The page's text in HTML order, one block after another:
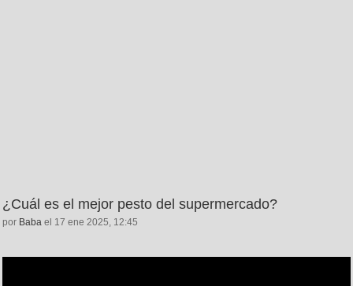
¿Cuál es el mejor pesto del supermercado?
por Baba el 17 ene 2025, 12:45